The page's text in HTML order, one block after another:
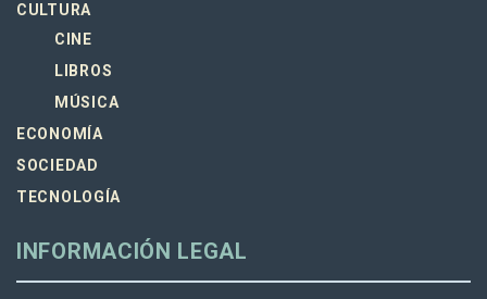
CULTURA
CINE
LIBROS
MÚSICA
ECONOMÍA
SOCIEDAD
TECNOLOGÍA
INFORMACIÓN LEGAL